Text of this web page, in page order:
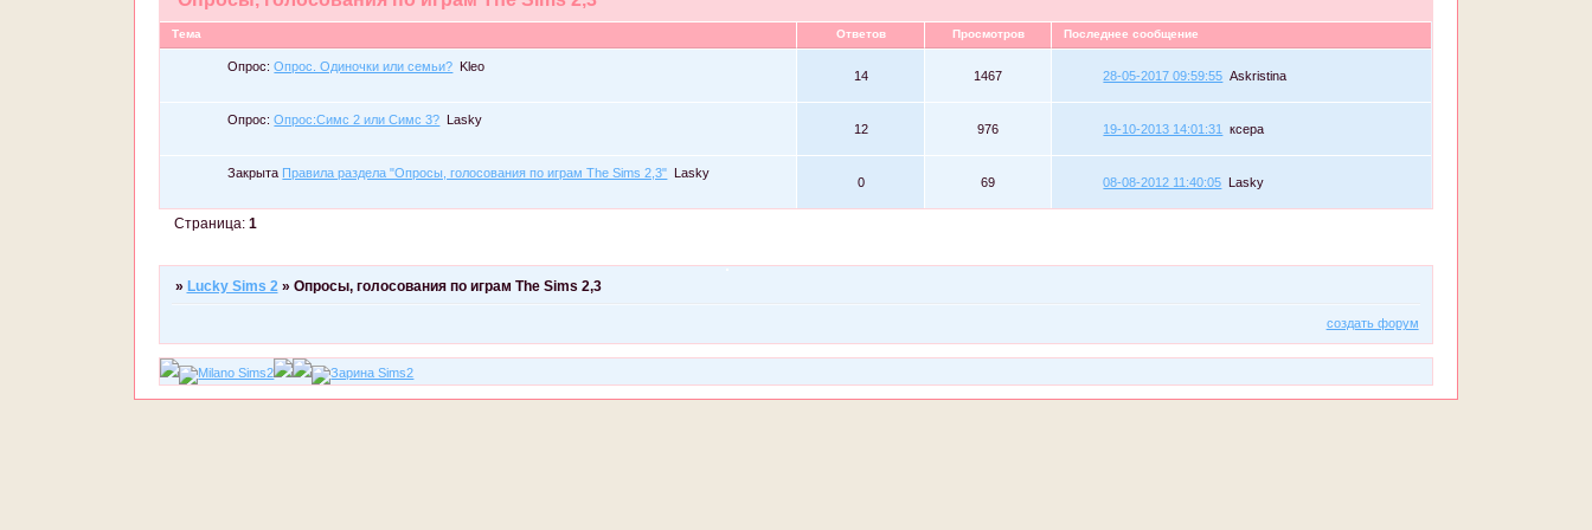
Тема Ответов Просмотров Последнее сообщение
Опрос: Опрос. Одиночки или семьи? Kleo
14 1467 28-05-2017 09:59:55 Askristina
Опрос: Опрос:Симс 2 или Симс 3? Lasky
12 976 19-10-2013 14:01:31 ксера
Закрыта Правила раздела "Опросы, голосования по играм The Sims 2,3" Lasky
0 69 08-08-2012 11:40:05 Lasky
Страница: 1
» Lucky Sims 2 » Опросы, голосования по играм The Sims 2,3
создать форум